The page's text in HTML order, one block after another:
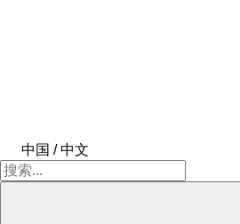
中国 / 中文